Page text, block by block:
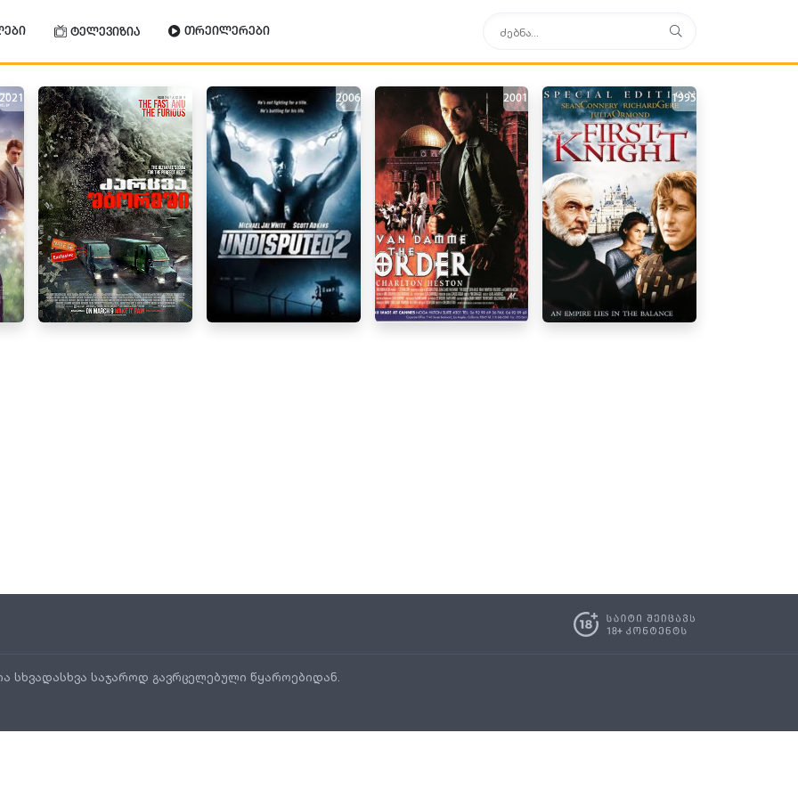
ტელევიზია თრეილერები
2021 2018 2006 2001 1995
სხვადასხვა საჯაროდ გავრცელებული წყაროებიდან.